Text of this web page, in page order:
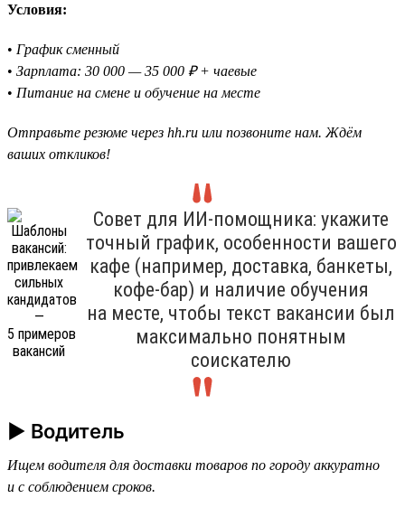
Условия:
• График сменный
• Зарплата: 30 000 — 35 000 ₽ + чаевые
• Питание на смене и обучение на месте
Отправьте резюме через hh.ru или позвоните нам. Ждём
ваших откликов!
Совет для ИИ-помощника: укажите
точный график, особенности вашего
кафе (например, доставка, банкеты,
кофе-бар) и наличие обучения
на месте, чтобы текст вакансии был
максимально понятным
соискателю
► Водитель
Ищем водителя для доставки товаров по городу аккуратно
и с соблюдением сроков.